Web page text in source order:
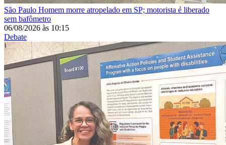
São Paulo Homem morre atropelado em SP; motorista é liberado
sem bafômetro
06/08/2026 às 10:15
Debate